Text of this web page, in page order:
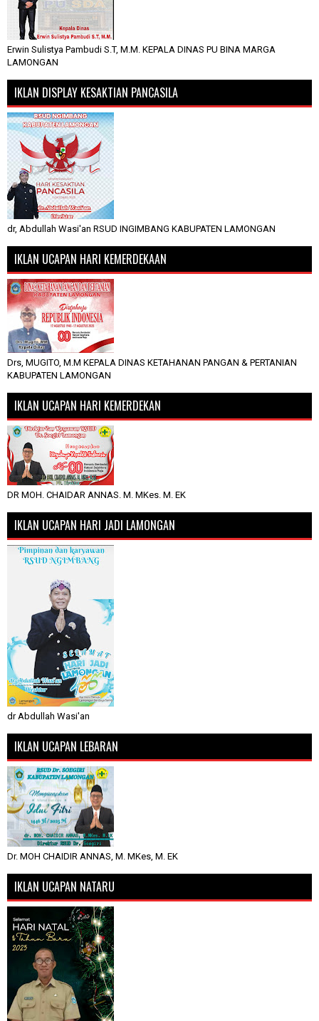
Erwin Sulistya Pambudi S.T, M.M. KEPALA DINAS PU BINA MARGA
LAMONGAN
IKLAN DISPLAY KESAKTIAN PANCASILA
dr, Abdullah Wasi'an RSUD INGIMBANG KABUPATEN LAMONGAN
IKLAN UCAPAN HARI KEMERDEKAAN
Drs, MUGITO, M.M KEPALA DINAS KETAHANAN PANGAN & PERTANIAN
KABUPATEN LAMONGAN
IKLAN UCAPAN HARI KEMERDEKAN
DR MOH. CHAIDAR ANNAS. M. MKes. M. EK
IKLAN UCAPAN HARI JADI LAMONGAN
dr Abdullah Wasi'an
IKLAN UCAPAN LEBARAN
Dr. MOH CHAIDIR ANNAS, M. MKes, M. EK
IKLAN UCAPAN NATARU